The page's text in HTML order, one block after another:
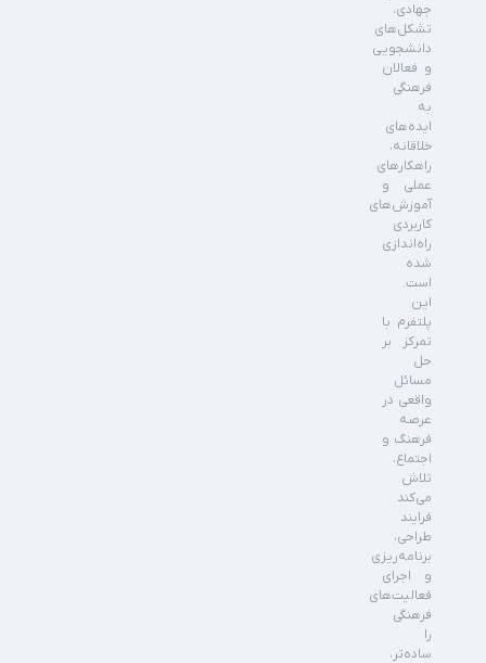
جهادی،
تشکل‌های
دانشجویی
و فعالان
فرهنگی
به
ایده‌های
خلاقانه،
راهکارهای
عملی و
آموزش‌های
کاربردی
راه‌اندازی
شده
است.
این
پلتفرم با
تمرکز بر
حل
مسائل
واقعی در
عرصه
فرهنگ و
اجتماع،
تلاش
می‌کند
فرایند
طراحی،
برنامه‌ریزی
و اجرای
فعالیت‌های
فرهنگی
را
ساده‌تر،